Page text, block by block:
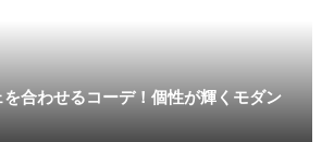
合わせるコーデ！個性が輝くモダン